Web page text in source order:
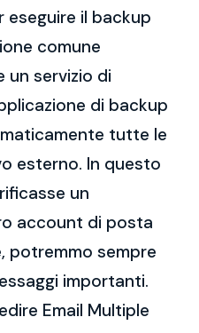
eseguire il backup
comune
un servizio di
di backup
tutte le
esterno. In questo
un
account di posta
potremmo sempre
importanti.
Email Multiple